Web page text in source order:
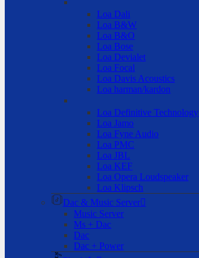
Loa Dali
Loa B&W
Loa B&O
Loa Bose
Loa Devialet
Loa Focal
Loa Davis Acoustics
Loa harman/kardon
Loa Definitive Technology
Loa Jamo
Loa Fyne Audio
Loa PMC
Loa JBL
Loa KEF
Loa Opera Loudspeaker
Loa Klipsch
Dac & Music Server
Music Server
Ms + Dac
Dac
Dac + Power